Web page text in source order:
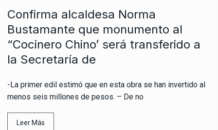
Confirma alcaldesa Norma
Bustamante que monumento al
“Cocinero Chino’ será transferido a
la Secretaría de
-La primer edil estimó que en esta obra se han invertido al
menos seis millones de pesos. – De no
Leer Más